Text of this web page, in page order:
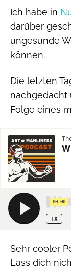
Ich habe in
darüber
ungesunde
können.
Die letzten
nachgedacht
Folge eines
Sehr cooler
Lass dich